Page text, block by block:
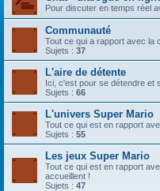
Pour discuter en temps réel
Communauté
Tout ce qui a rapport avec la
Sujets : 37
L'aire de détente
Ici, c'est pour se détendre et
Sujets : 66
L'univers Super Mario
Tout ce qui est en rapport
Sujets : 55
Les jeux Super Mario
Tout ce qui est en rapport
accueillent !
Sujets : 47